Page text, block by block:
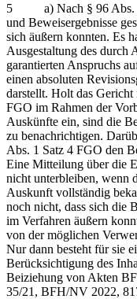
5 a) Nach § 96 Abs. 2
und Beweisergebnisse
sich äußern konnten. Es
Ausgestaltung des durch
garantierten Anspruchs
einen absoluten
darstellt. Holt das
FGO im Rahmen der
Auskünfte ein, sind die
zu benachrichtigen.
Abs. 1 Satz 4 FGO den
Eine Mitteilung über die
nicht unterbleiben, wenn
Auskunft vollständig
noch nicht, dass sich die
im Verfahren äußern
von der möglichen
Nur dann besteht für sie
Berücksichtigung des
Beiziehung von Akten
35/21, BFH/NV 2022,